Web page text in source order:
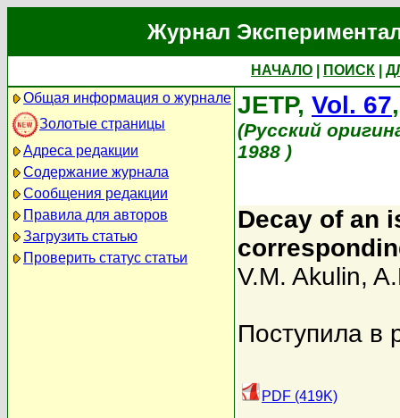
Журнал
НАЧАЛО ПОИСК
Общая информация о журнале
Золотые страницы
Адреса редакции
Содержание журнала
Сообщения редакции
Правила для авторов
Загрузить статью
Проверить статус статьи
JETP, Vol. 67
(Русский
1988 )
Decay of an
V.M. Akulin,
Поступила в
PDF (419K)